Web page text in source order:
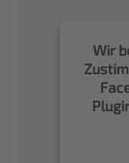
Wir